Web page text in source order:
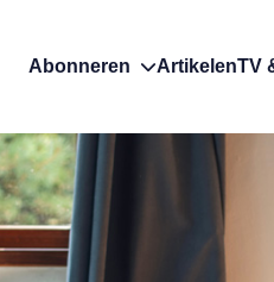
Abonneren ArtikelenTV